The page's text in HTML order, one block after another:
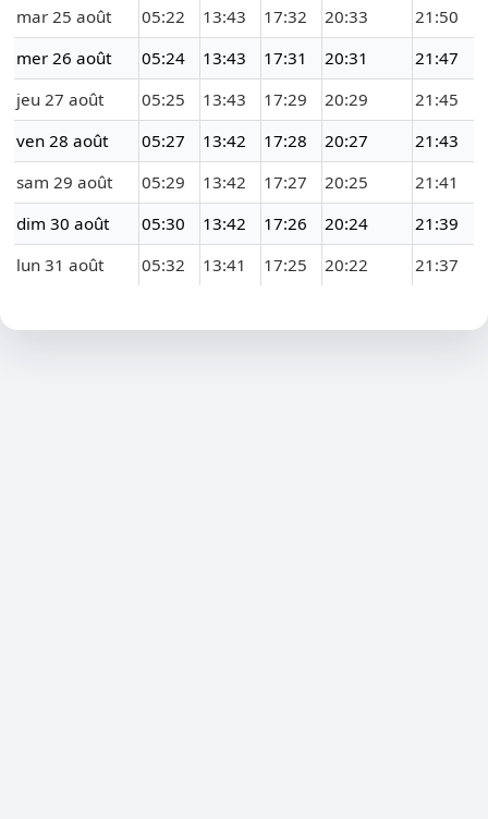
mar 25 août 05:22 13:43 17:32 20:33
21:50
mer 26 août
05:24 13:43 17:31 20:31
21:47
jeu 27 août
05:25 13:43 17:29 20:29
21:45
ven 28 août
05:27 13:42 17:28 20:27
21:43
sam 29 août
05:29 13:42 17:27 20:25
21:41
dim 30 août
05:30 13:42 17:26 20:24
21:39
lun 31 août
05:32 13:41 17:25 20:22 21:37